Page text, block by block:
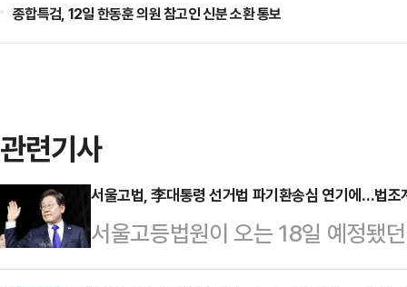
종합특검, 12일 한동훈 의원 참고인 신분 소환 통보
관련기사
서울고법, 李대통령 선거법 파기환송심 연기에…법조
서울고등법원이 오는 18일 예정됐
의 파기환송심 기일을 연기했다. 법